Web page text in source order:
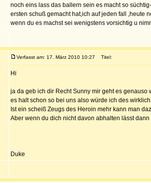
noch eins lass das ballern sein es macht so
ersten schuß gemacht hat,ich auf jeden fall ,heute
wenn du es machst sei wenigstens vorsichtig u
Verfasst am: 17. März 2010 10:27 Titel:
Hi
ja da geb ich dir Recht Sunny mir geht es
es halt schon so bei uns also würde ich des
Ist ein scheiß Zeugs des Heroin mehr kann man
Aber wenn du dich nicht davon abhalten lässt
Duke